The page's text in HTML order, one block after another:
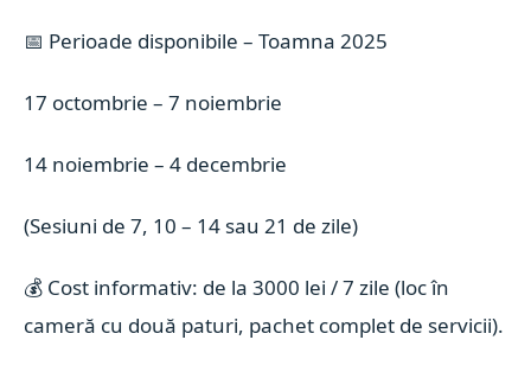
📅 Perioade disponibile – Toamna 2025
17 octombrie – 7 noiembrie
14 noiembrie – 4 decembrie
(Sesiuni de 7, 10 – 14 sau 21 de zile)
💰 Cost informativ: de la 3000 lei / 7 zile (loc în
cameră cu două paturi, pachet complet de servicii).